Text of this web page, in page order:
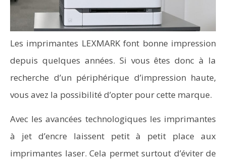
Les imprimantes LEXMARK font bonne impression
depuis quelques années. Si vous êtes donc à la
recherche d’un périphérique d’impression haute,
vous avez la possibilité d’opter pour cette marque.
Avec les avancées technologiques les imprimantes
à jet d’encre laissent petit à petit place aux
imprimantes laser. Cela permet surtout d’éviter de